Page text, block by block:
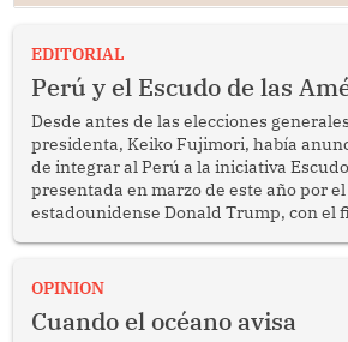
EDITORIAL
Perú y el Escudo de las
Desde antes de las elecciones
presidenta, Keiko Fujimori, había
de integrar al Perú a la iniciativa
presentada en marzo de este año por
estadounidense Donald Trump, con el
OPINION
Cuando el océano avisa